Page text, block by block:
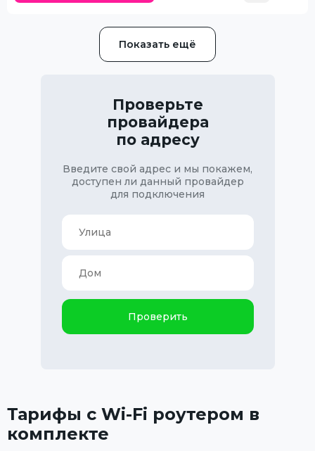
Показать ещё
Проверьте
провайдера
по адресу
Введите свой адрес и мы покажем,
доступен ли данный провайдер
для подключения
Проверить
Тарифы с Wi-Fi роутером в
комплекте